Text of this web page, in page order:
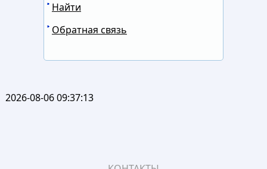
Найти
Обратная связь
2026-08-06 09:37:13